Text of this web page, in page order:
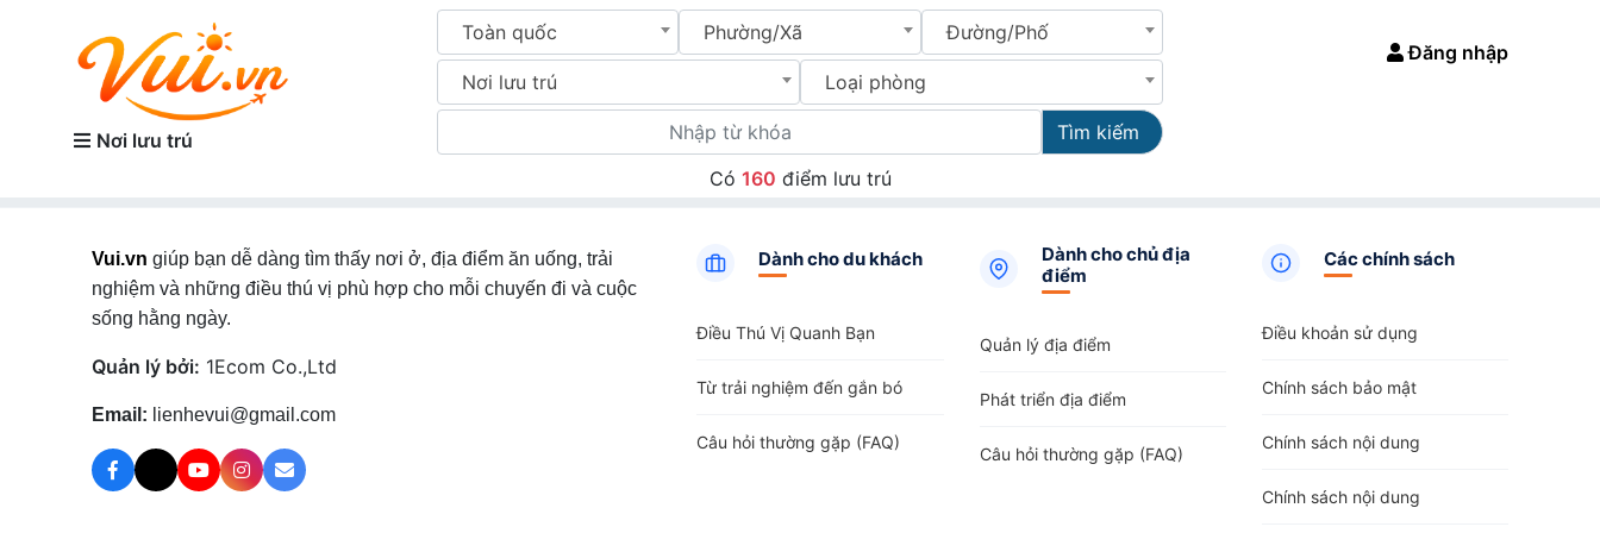
Nơi lưu trú
Toàn quốc Phường/Xã Đường/Phố
Nơi lưu trú Loại phòng
Tìm kiếm
Đăng nhập
Có 160 điểm lưu trú
Vui.vn giúp bạn dễ dàng tìm thấy nơi ở, địa điểm ăn uống, trải
nghiệm và những điều thú vị phù hợp cho mỗi chuyến đi và cuộc
sống hằng ngày.
Quản lý bởi: 1Ecom Co.,Ltd
Email: lienhevui@gmail.com
Dành cho du khách
Điều Thú Vị Quanh Bạn
Từ trải nghiệm đến gắn bó
Câu hỏi thường gặp (FAQ)
Dành cho chủ địa
điểm
Quản lý địa điểm
Phát triển địa điểm
Câu hỏi thường gặp (FAQ)
Các chính sách
Điều khoản sử dụng
Chính sách bảo mật
Chính sách nội dung
Chính sách nội dung